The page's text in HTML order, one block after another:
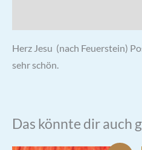
Herz Jesu (nach Feuerstein)
sehr schön.
Das könnte dir auch